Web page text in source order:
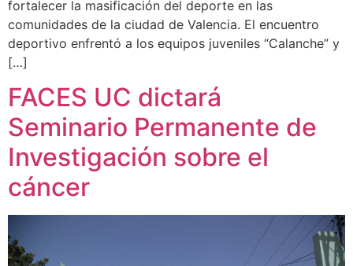
fortalecer la masificación del deporte en las
comunidades de la ciudad de Valencia. El encuentro
deportivo enfrentó a los equipos juveniles “Calanche” y
[…]
FACES UC dictará
Seminario Permanente de
Investigación sobre el
cáncer